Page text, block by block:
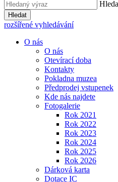
Hledat
rozšířené vyhledávání
O nás
O nás
Otevírací doba
Kontakty
Pokladna muzea
Předprodej vstupenek
Kde nás najdete
Fotogalerie
Rok 2021
Rok 2022
Rok 2023
Rok 2024
Rok 2025
Rok 2026
Dárková karta
Dotace IC